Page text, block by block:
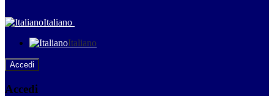
Italiano
Italiano
Accedi
Accedi